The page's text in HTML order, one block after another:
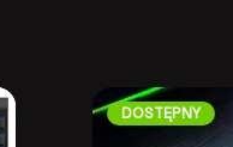
DOSTĘPNY